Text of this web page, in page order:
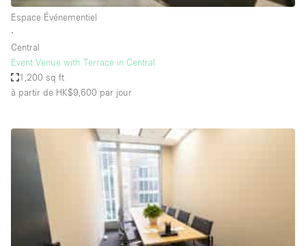
Espace Atypique / Unique
Espace Publicitaire
Espace Événementiel
Kiosque / Stand / Corner
Lobby / Accueil
Maison / Villa / Hôtel Particulier
Restaurant / Bar / Café
Rooftop
Espace Événementiel
∙
Central
Event Venue with Terrace in Central
1,200 sq ft
à partir de HK$9,600 par jour